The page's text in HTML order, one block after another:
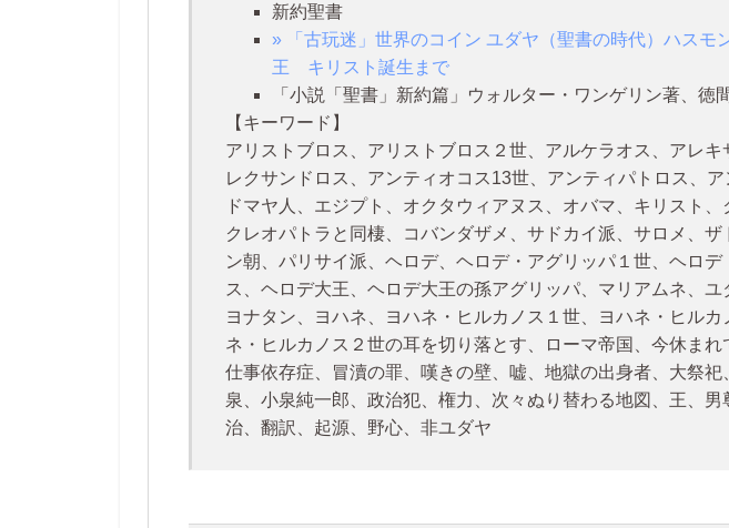
新約聖書
» 「古玩迷」世界のコイン ユダヤ（聖書の時代）ハスモ
王 キリスト誕生まで
「小説「聖書」新約篇」ウォルター・ワンゲリン著、徳
【キーワード】
アリストブロス、アリストブロス２世、アルケラオス、アレキ
レクサンドロス、アンティオコス13世、アンティパトロス、ア
ドマヤ人、エジプト、オクタウィアヌス、オバマ、キリスト、
クレオパトラと同棲、コバンダザメ、サドカイ派、サロメ、ザ
ン朝、パリサイ派、ヘロデ、ヘロデ・アグリッパ１世、ヘロデ
ス、ヘロデ大王、ヘロデ大王の孫アグリッパ、マリアムネ、ユ
ヨナタン、ヨハネ、ヨハネ・ヒルカノス１世、ヨハネ・ヒルカ
ネ・ヒルカノス２世の耳を切り落とす、ローマ帝国、今休まれ
仕事依存症、冒瀆の罪、嘆きの壁、嘘、地獄の出身者、大祭祀
泉、小泉純一郎、政治犯、権力、次々ぬり替わる地図、王、男
治、翻訳、起源、野心、非ユダヤ